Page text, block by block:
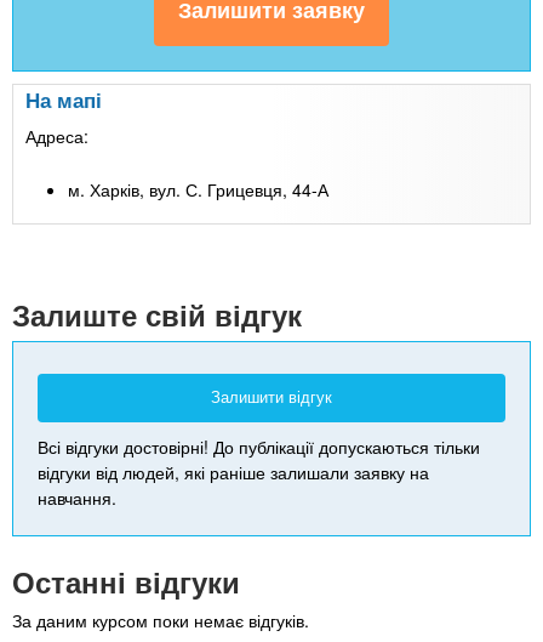
На мапі
Адреса:
м. Харків, вул. С. Грицевця, 44-А
Залиште свій відгук
Залишити відгук
Всі відгуки достовірні! До публікації допускаються тільки
відгуки від людей, які раніше залишали заявку на
навчання.
Останні відгуки
За даним курсом поки немає відгуків.